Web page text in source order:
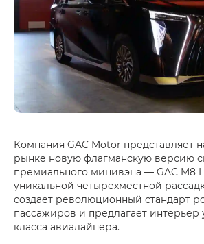
Компания GAC Motor представляет
рынке новую флагманскую версию
премиального минивэна — GAC M8
уникальной четырехместной
создает революционный стандарт
пассажиров и предлагает интерьер
класса авиалайнера.